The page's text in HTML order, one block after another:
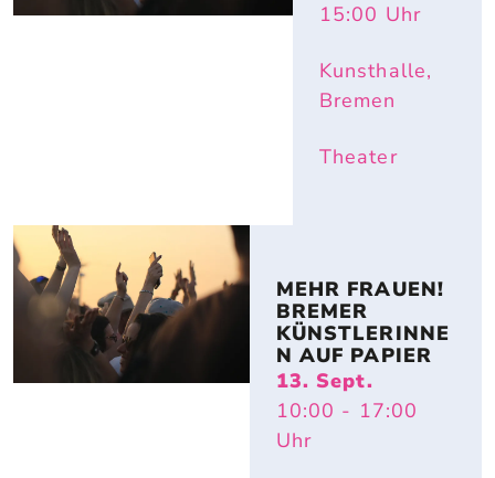
15:00 Uhr
Kunsthalle,
Bremen
Theater
MEHR FRAUEN!
BREMER
KÜNSTLERINNE
N AUF PAPIER
13. Sept.
10:00 - 17:00
Uhr